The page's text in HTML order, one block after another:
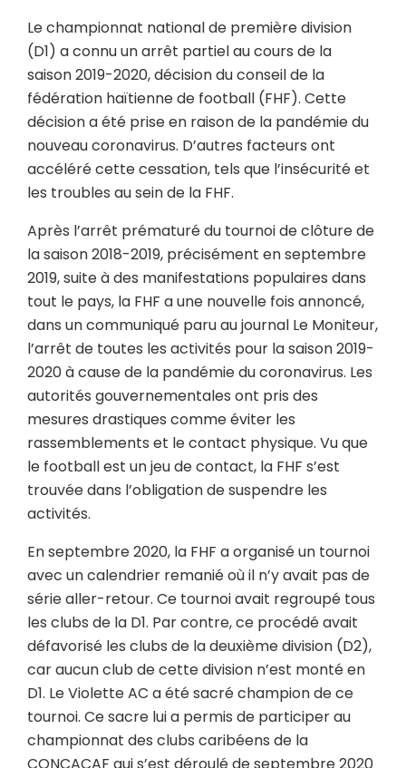
Le championnat national de première division
(D1) a connu un arrêt partiel au cours de la
saison 2019-2020, décision du conseil de la
fédération haïtienne de football (FHF). Cette
décision a été prise en raison de la pandémie du
nouveau coronavirus. D’autres facteurs ont
accéléré cette cessation, tels que l’insécurité et
les troubles au sein de la FHF.
Après l’arrêt prématuré du tournoi de clôture de
la saison 2018-2019, précisément en septembre
2019, suite à des manifestations populaires dans
tout le pays, la FHF a une nouvelle fois annoncé,
dans un communiqué paru au journal Le Moniteur,
l’arrêt de toutes les activités pour la saison 2019-
2020 à cause de la pandémie du coronavirus. Les
autorités gouvernementales ont pris des
mesures drastiques comme éviter les
rassemblements et le contact physique. Vu que
le football est un jeu de contact, la FHF s’est
trouvée dans l’obligation de suspendre les
activités.
En septembre 2020, la FHF a organisé un tournoi
avec un calendrier remanié où il n’y avait pas de
série aller-retour. Ce tournoi avait regroupé tous
les clubs de la D1. Par contre, ce procédé avait
défavorisé les clubs de la deuxième division (D2),
car aucun club de cette division n’est monté en
D1. Le Violette AC a été sacré champion de ce
tournoi. Ce sacre lui a permis de participer au
championnat des clubs caribéens de la